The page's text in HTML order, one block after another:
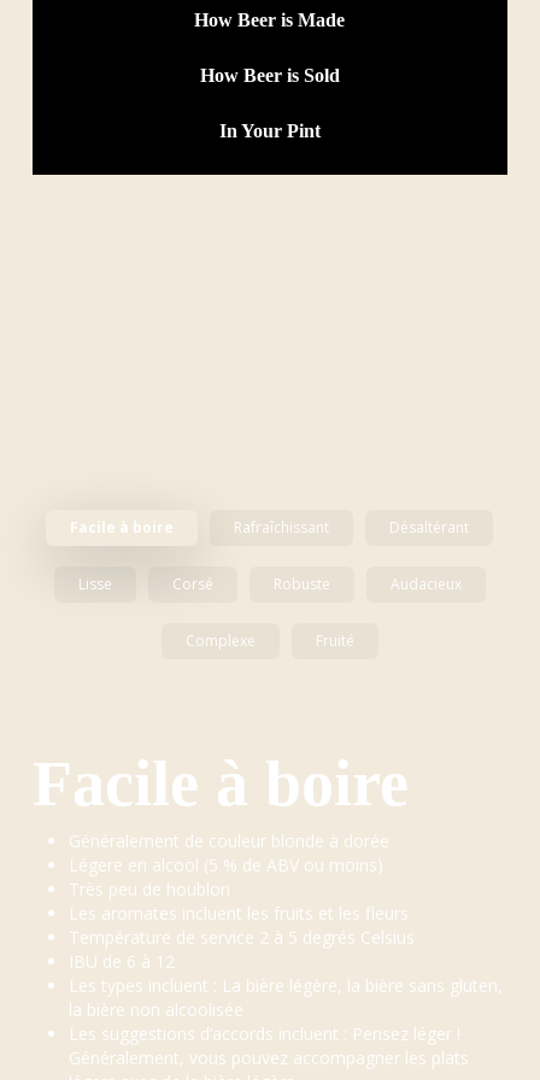
How Beer is Made
How Beer is Sold
In Your Pint
Facile à boire Rafraîchissant Désaltérant
Lisse Corsé Robuste Audacieux
Complexe Fruité
Facile à boire
Généralement de couleur blonde à dorée
Légere en alcool (5 % de ABV ou moins)
Très peu de houblon
Les aromates incluent les fruits et les fleurs
Température de service 2 à 5 degrés Celsius
IBU de 6 à 12
Les types incluent : La bière légère, la bière sans gluten,
la bière non alcoolisée
Les suggestions d’accords incluent : Pensez léger !
Généralement, vous pouvez accompagner les plats